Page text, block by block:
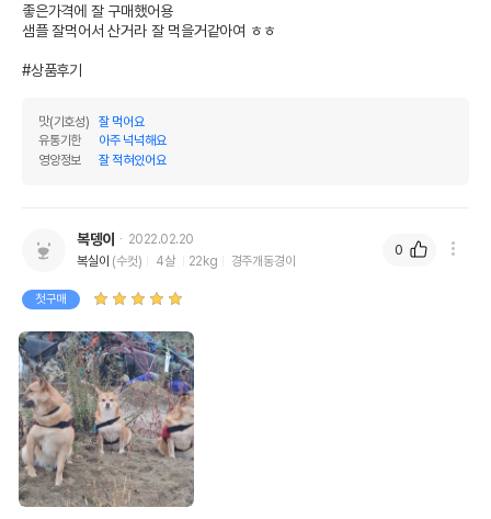
좋은가격에 잘 구매했어용
샘플 잘먹어서 산거라 잘 먹을거같아여 ㅎㅎ
#상품후기
맛(기호성)
잘 먹어요
유통기한
아주 넉넉해요
영양정보
잘 적혀있어요
복뎅이
2022.02.20
복실이 (수컷) 4살 22kg 경주개동경이
첫구매
0